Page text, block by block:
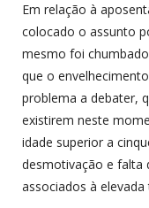
Em relação à
colocado o assunto
mesmo foi
que o
problema a debater,
existirem neste
idade superior a
desmotivação e falta
associados à